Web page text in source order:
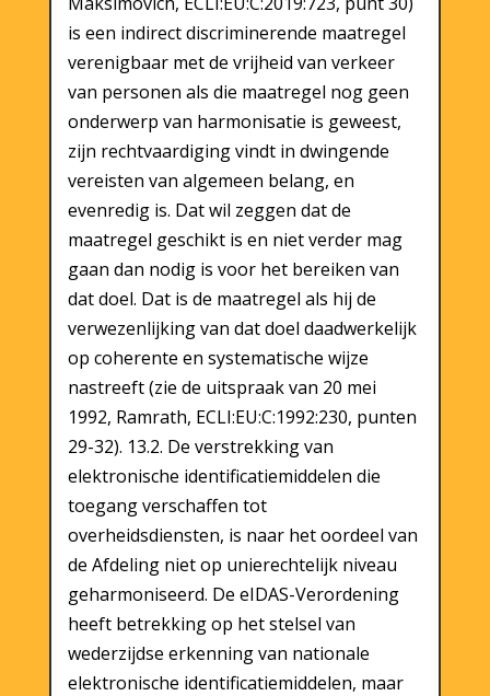
is een indirect discriminerende maatregel
verenigbaar met de vrijheid van verkeer
van personen als die maatregel nog geen
onderwerp van harmonisatie is geweest,
zijn rechtvaardiging vindt in dwingende
vereisten van algemeen belang, en
evenredig is. Dat wil zeggen dat de
maatregel geschikt is en niet verder mag
gaan dan nodig is voor het bereiken van
dat doel. Dat is de maatregel als hij de
verwezenlijking van dat doel daadwerkelijk
op coherente en systematische wijze
nastreeft (zie de uitspraak van 20 mei
1992, Ramrath, ECLI:EU:C:1992:230, punten
29-32). 13.2. De verstrekking van
elektronische identificatiemiddelen die
toegang verschaffen tot
overheidsdiensten, is naar het oordeel van
de Afdeling niet op unierechtelijk niveau
geharmoniseerd. De eIDAS-Verordening
heeft betrekking op het stelsel van
wederzijdse erkenning van nationale
elektronische identificatiemiddelen, maar